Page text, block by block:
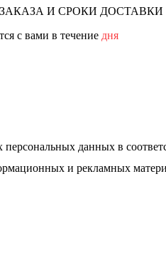
И СРОКИ
с вами в течение дня
персональных данных в
и рекламных